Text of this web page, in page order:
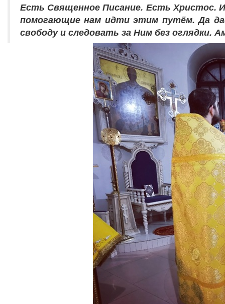
Есть Священное Писание. Есть Христос.
помогающие нам идти этим путём. Да
свободу и следовать за Ним без оглядки.